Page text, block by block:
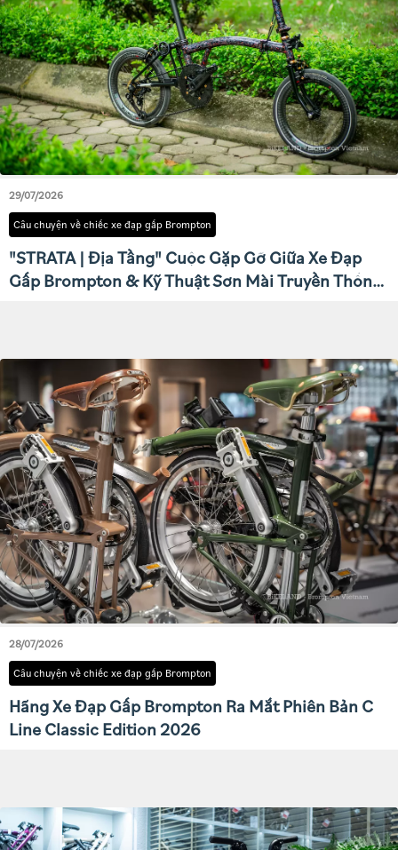
29/07/2026
Câu chuyện về chiếc xe đạp gấp Brompton
"STRATA | Địa Tầng" Cuộc Gặp Gỡ Giữa Xe Đạp
Gấp Brompton & Kỹ Thuật Sơn Mài Truyền Thống
28/07/2026
Câu chuyện về chiếc xe đạp gấp Brompton
Hãng Xe Đạp Gấp Brompton Ra Mắt Phiên Bản C
Line Classic Edition 2026